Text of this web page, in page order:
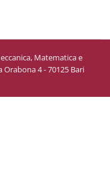
Matematica e
4 - 70125 Bari